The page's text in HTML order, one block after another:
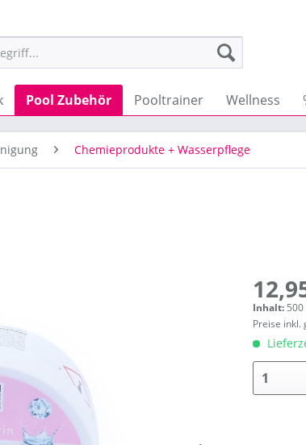
Pool Zubehör Pooltrainer Wellness
Chemieprodukte + Wasserpflege
Inhalt:
Preise